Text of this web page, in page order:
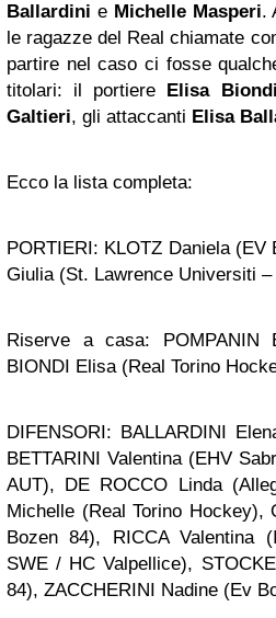
Ballardini e Michelle Masperi.
le ragazze del Real chiamate
partire nel caso ci fosse
titolari: il portiere Elisa Biondi
Galtieri, gli attaccanti Elisa
Ecco la lista completa:
PORTIERI: KLOTZ Daniela (EV
Giulia (St. Lawrence Universiti
Riserve a casa: POMPANIN
BIONDI Elisa (Real Torino
DIFENSORI: BALLARDINI
BETTARINI Valentina (EHV
AUT), DE ROCCO Linda
Michelle (Real Torino Hockey),
Bozen 84), RICCA Valentina
SWE / HC Valpellice),
84), ZACCHERINI Nadine (Ev